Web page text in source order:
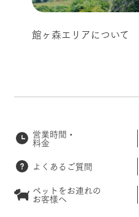
館ヶ森エリアについて
営業時間・
料金
よくあるご質問
ペットをお連れの
お客様へ